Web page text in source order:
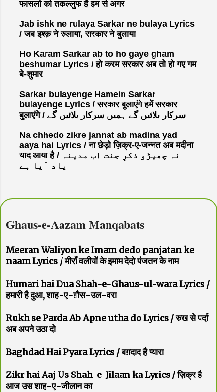
फासलों को तकल्लुफ है हम से अगर
Jab ishk ne rulaya Sarkar ne bulaya Lyrics
/ जब इश्क़ ने रुलाया, सरकार ने बुलाया
Ho Karam Sarkar ab to ho gaye gham
beshumar Lyrics / हो करम सरकार अब तो हो गए गम
बे-शुमार
Sarkar bulayenge Hamein Sarkar
bulayenge Lyrics / सरकार बुलाएंगे हमें सरकार
बुलाएंगे / سرکار بلائیں گے ہمیں سرکار بلائیں گے
Na chhedo zikre jannat ab madina yad
aaya hai Lyrics / ना छेड़ो ज़िक्र-ए-जन्नत अब मदीना
याद आया है / نہ چھیڑو ذکرِ جنت اب مدینہ
یاد آیا ہے
Ghaus-e-Aazam Manqabats
Meeran Waliyon ke Imam dedo panjatan ke
naam Lyrics / मीराँ वलीयों के इमाम देदो पंजतन के नाम
Humari hai Dua Shah-e-Ghaus-ul-wara Lyrics /
हमारी है दुआ, शाह-ए-ग़ौस-उल-वरा
Rukh se Parda Ab Apne utha do Lyrics / रुख से पर्दा
अब अपने उठा दो
Baghdad Hai Pyara Lyrics / बग़दाद है प्यारा
Zikr hai Aaj Us Shah-e-Jilaan ka Lyrics / ज़िक्र है
आज उस शाह-ए-जीलान का